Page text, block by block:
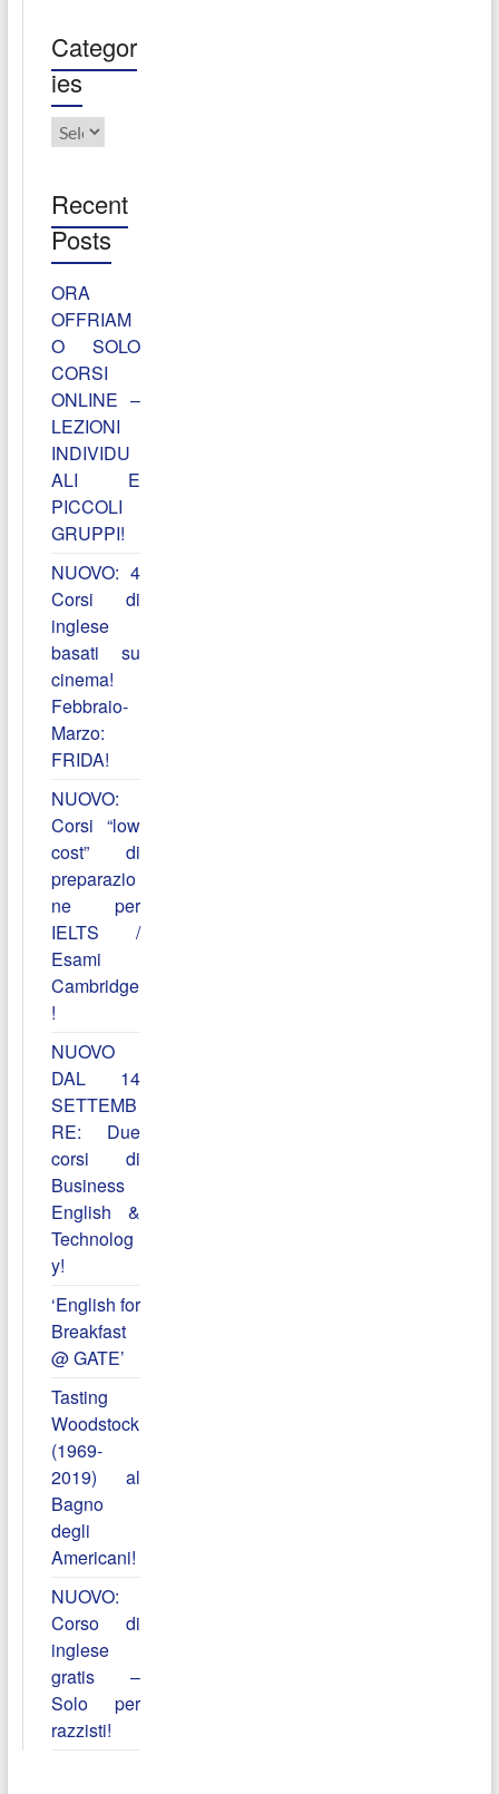
Categor
ies
Categories
Recent
Posts
ORA
OFFRIAM
O SOLO
CORSI
ONLINE –
LEZIONI
INDIVIDU
ALI E
PICCOLI
GRUPPI!
NUOVO: 4
Corsi di
inglese
basati su
cinema!
Febbraio-
Marzo:
FRIDA!
NUOVO:
Corsi “low
cost” di
preparazio
ne per
IELTS /
Esami
Cambridge
!
NUOVO
DAL 14
SETTEMB
RE: Due
corsi di
Business
English &
Technolog
y!
‘English for
Breakfast
@ GATE’
Tasting
Woodstock
(1969-
2019) al
Bagno
degli
Americani!
NUOVO:
Corso di
inglese
gratis –
Solo per
razzisti!